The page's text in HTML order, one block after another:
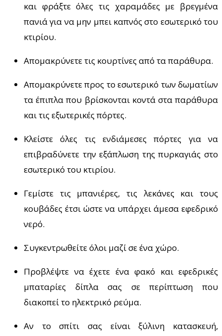
και φράξτε όλες τις χαραμάδες με βρεγμένα
πανιά για να μην μπει καπνός στο εσωτερικό του
κτιρίου.
Απομακρύνετε τις κουρτίνες από τα παράθυρα.
Απομακρύνετε προς το εσωτερικό των δωματίων
τα έπιπλα που βρίσκονται κοντά στα παράθυρα
και τις εξωτερικές πόρτες.
Κλείστε όλες τις ενδιάμεσες πόρτες για να
επιβραδύνετε την εξάπλωση της πυρκαγιάς στο
εσωτερικό του κτιρίου.
Γεμίστε τις μπανιέρες, τις λεκάνες και τους
κουβάδες έτσι ώστε να υπάρχει άμεσα εφεδρικό
νερό.
Συγκεντρωθείτε όλοι μαζί σε ένα χώρο.
Προβλέψτε να έχετε ένα φακό και εφεδρικές
μπαταρίες δίπλα σας σε περίπτωση που
διακοπεί το ηλεκτρικό ρεύμα.
Αν το σπίτι σας είναι ξύλινη κατασκευή,